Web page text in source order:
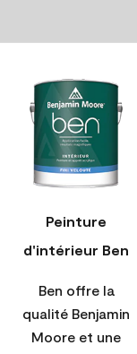
Peinture
d'intérieur Ben
Ben offre la
qualité Benjamin
Moore et une